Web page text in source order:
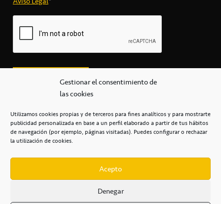
Gestionar el consentimiento de
las cookies
Utilizamos cookies propias y de terceros para fines analíticos y para mostrarte
publicidad personalizada en base a un perfil elaborado a partir de tus hábitos
de navegación (por ejemplo, páginas visitadas). Puedes configurar o rechazar
la utilización de cookies.
Acepto
Denegar
secretaria@cbcanarias.es
+34 922 253 684
Casa del Deporte / 38108 – La Laguna